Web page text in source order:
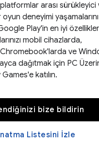
arası sürükleyici
deneyimi yaşamalarını
Play'in en iyi
mobil cihazlarda,
ve
dağıtmak için PC
katılın.
bize bildirin
Listesini İzle